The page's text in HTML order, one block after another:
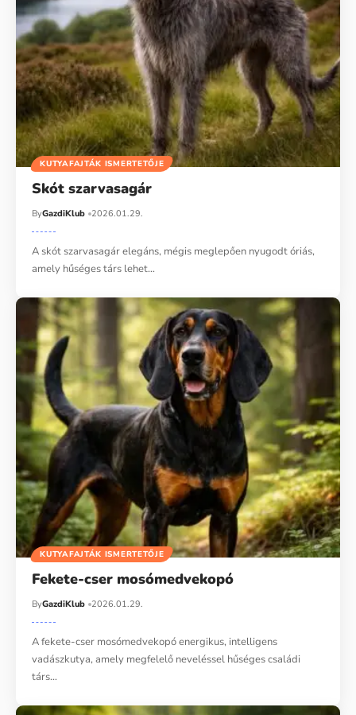
KUTYAFAJTÁK ISMERTETŐJE
Skót szarvasagár
ByGazdiKlub 2026.01.29.
A skót szarvasagár elegáns, mégis meglepően nyugodt óriás,
amely hűséges társ lehet…
KUTYAFAJTÁK ISMERTETŐJE
Fekete-cser mosómedvekopó
ByGazdiKlub 2026.01.29.
A fekete-cser mosómedvekopó energikus, intelligens
vadászkutya, amely megfelelő neveléssel hűséges családi
társ…